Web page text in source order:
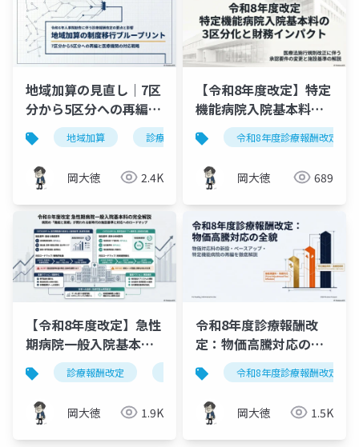
地域加算の見直し｜7区
分から5区分への再編と
経過措置のポイント
地域加算 診療報酬改定 入院基本料
岡大徳 2.4K
【令和8年度改定】特定
機能病院入院基本料の3
区分化と財務インパク
ト｜点数・施設基準を
解説
令和8年度診療報酬改定
岡大徳 689
【令和8年度改定】急性
期病院一般入院基本料
の新設｜A・Bの施設基
準と対応ロードマップ
診療報酬改定 急性期病院一般入院基本料 施設基準
岡大徳 1.9K
令和8年度診療報酬改
定：物価高騰対応の全
貌～物価対応料の新
設・入院料引上げ・特
定機能病院の再編～
令和8年度診療報酬改定
岡大徳 1.5K